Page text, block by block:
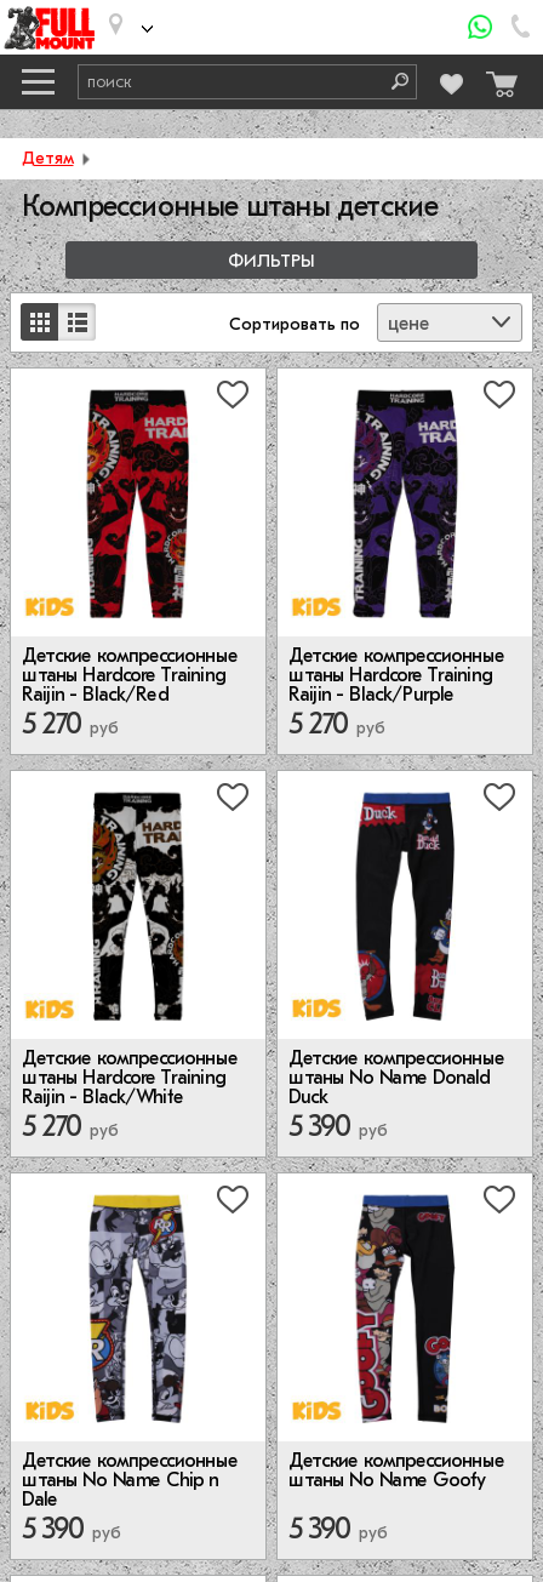
Детям
Компрессионные штаны детские
ФИЛЬТРЫ
Сортировать по цене
Детские компрессионные
штаны Hardcore Training
Raijin - Black/Red
5 270 руб
Детские компрессионные
штаны Hardcore Training
Raijin - Black/Purple
5 270 руб
Детские компрессионные
штаны Hardcore Training
Raijin - Black/White
5 270 руб
Детские компрессионные
штаны No Name Donald
Duck
5 390 руб
Детские компрессионные
штаны No Name Chip n
Dale
5 390 руб
Детские компрессионные
штаны No Name Goofy
5 390 руб